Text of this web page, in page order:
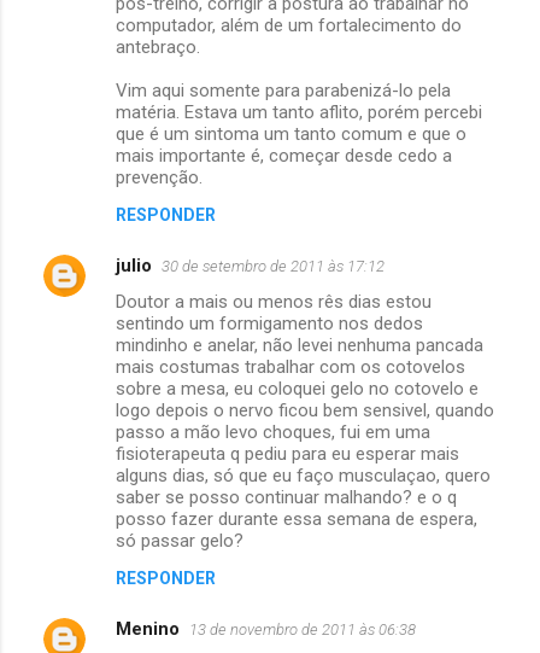
computador, além de um fortalecimento do
antebraço.
Vim aqui somente para parabenizá-lo pela
matéria. Estava um tanto aflito, porém percebi
que é um sintoma um tanto comum e que o
mais importante é, começar desde cedo a
prevenção.
RESPONDER
julio 30 de setembro de 2011 às 17:12
Doutor a mais ou menos rês dias estou
sentindo um formigamento nos dedos
mindinho e anelar, não levei nenhuma pancada
mais costumas trabalhar com os cotovelos
sobre a mesa, eu coloquei gelo no cotovelo e
logo depois o nervo ficou bem sensivel, quando
passo a mão levo choques, fui em uma
fisioterapeuta q pediu para eu esperar mais
alguns dias, só que eu faço musculaçao, quero
saber se posso continuar malhando? e o q
posso fazer durante essa semana de espera,
só passar gelo?
RESPONDER
Menino 13 de novembro de 2011 às 06:38